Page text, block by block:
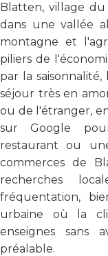
Blatten, village du
dans une vallée
montagne et
piliers de
par la
séjour très en
ou de l'étranger,
sur Google
restaurant ou
commerces de
recherches
fréquentation,
urbaine où la
enseignes sans
préalable.